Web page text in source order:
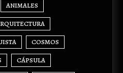
ANIMALES
COSMOS
CÁPSULA